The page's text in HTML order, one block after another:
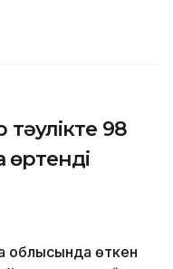
98
өртенді
облысында өткен